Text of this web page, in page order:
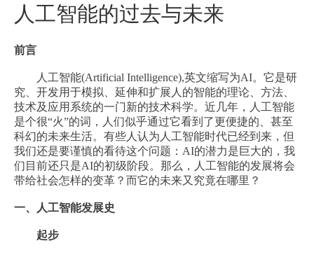
人工智能的过去与未来
前言
人工智能(Artificial Intelligence),英文缩写为AI。它是研
究、开发用于模拟、延伸和扩展人的智能的理论、方法、
技术及应用系统的一门新的技术科学。近几年，人工智能
是个很“火”的词，人们似乎通过它看到了更便捷的、甚至
科幻的未来生活。有些人认为人工智能时代已经到来，但
我们还是要谨慎的看待这个问题：AI的潜力是巨大的，我
们目前还只是AI的初级阶段。那么，人工智能的发展将会
带给社会怎样的变革？而它的未来又究竟在哪里？
一、人工智能发展史
起步